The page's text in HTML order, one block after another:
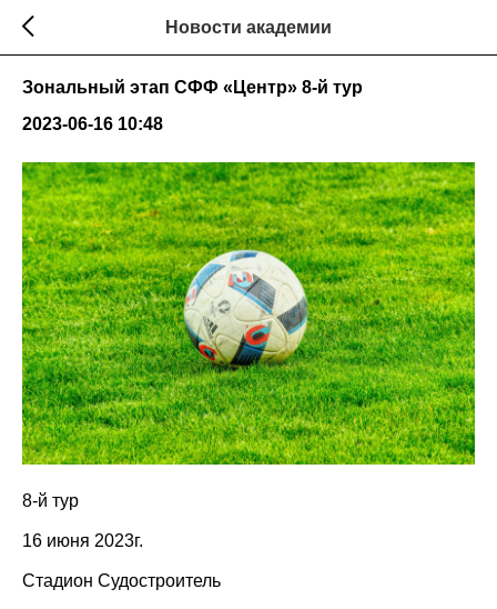
Новости академии
Зональный этап СФФ «Центр» 8-й тур
2023-06-16 10:48
8-й тур
16 июня 2023г.
Стадион Судостроитель